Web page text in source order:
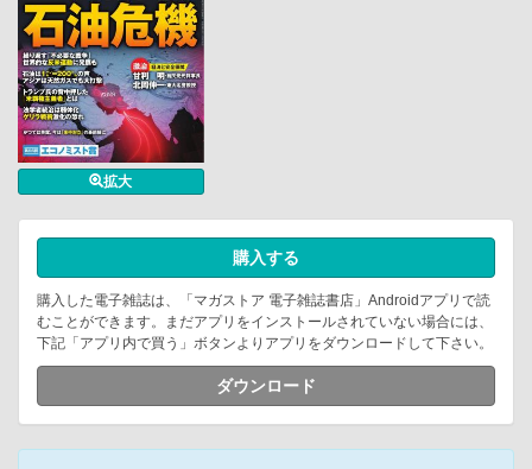
拡大
購入する
購入した電子雑誌は、「マガストア 電子雑誌書店」Androidアプリで読
むことができます。まだアプリをインストールされていない場合には、
下記「アプリ内で買う」ボタンよりアプリをダウンロードして下さい。
ダウンロード